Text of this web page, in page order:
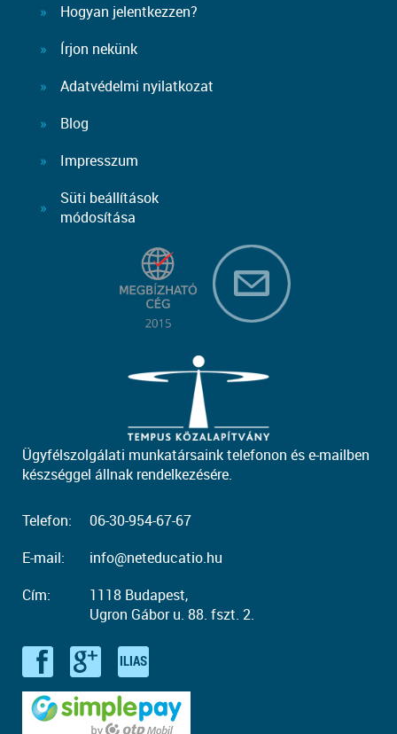
Hogyan jelentkezzen?
Írjon nekünk
Adatvédelmi nyilatkozat
Blog
Impresszum
Süti beállítások
módosítása
Ügyfélszolgálati munkatársaink telefonon és e-mailben
készséggel állnak rendelkezésére.
Telefon:
06-30-954-67-67
E-mail:
info@neteducatio.hu
Cím:
1118 Budapest,
Ugron Gábor u. 88. fszt. 2.